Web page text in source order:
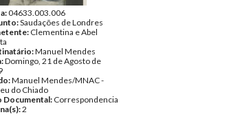
04633.003.006
Saudações de Londres
Clementina e Abel
Manuel Mendes
Domingo, 21 de Agosto de
Manuel Mendes/MNAC -
do Chiado
Documental: Correspondencia
2